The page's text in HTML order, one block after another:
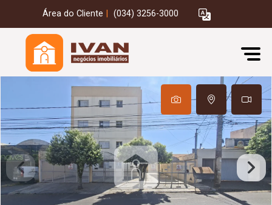
Área do Cliente (034) 3256-3000